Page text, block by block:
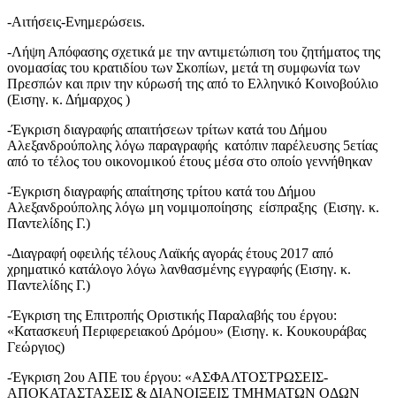
-Αιτήσεις-Ενημερώσειs.
-Λήψη Απόφασης σχετικά με την αντιμετώπιση του ζητήματος της
ονομασίας του κρατιδίου των Σκοπίων, μετά τη συμφωνία των
Πρεσπών και πριν την κύρωσή της από το Ελληνικό Κοινοβούλιο
(Εισηγ. κ. Δήμαρχος )
-Έγκριση διαγραφής απαιτήσεων τρίτων κατά του Δήμου
Αλεξανδρούπολης λόγω παραγραφής κατόπιν παρέλευσης 5ετίας
από το τέλος του οικονομικού έτους μέσα στο οποίο γεννήθηκαν
-Έγκριση διαγραφής απαίτησης τρίτου κατά του Δήμου
Αλεξανδρούπολης λόγω μη νομιμοποίησης είσπραξης (Εισηγ. κ.
Παντελίδης Γ.)
-Διαγραφή οφειλής τέλους Λαϊκής αγοράς έτους 2017 από
χρηματικό κατάλογο λόγω λανθασμένης εγγραφής (Εισηγ. κ.
Παντελίδης Γ.)
-Έγκριση της Επιτροπής Οριστικής Παραλαβής του έργου:
«Κατασκευή Περιφερειακού Δρόμου» (Εισηγ. κ. Κουκουράβας
Γεώργιος)
-Έγκριση 2ου ΑΠΕ του έργου: «ΑΣΦΑΛΤΟΣΤΡΩΣΕΙΣ-
ΑΠΟΚΑΤΑΣΤΑΣΕΙΣ & ΔΙΑΝΟΙΞΕΙΣ ΤΜΗΜΑΤΩΝ ΟΔΩΝ